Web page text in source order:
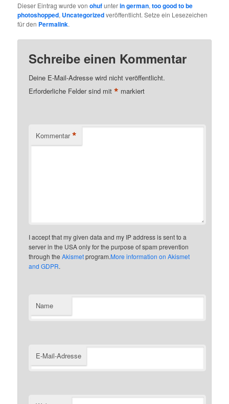
Dieser Eintrag wurde vonohufunterin german,too good to be
photoshopped, Uncategorizedveröffentlicht. Setze ein Lesezeichen
für den Permalink.
Schreibe einen Kommentar
Deine E-Mail-Adresse wird nicht veröffentlicht.
Erforderliche Felder sind mit* markiert
Kommentar *
I accept that my given data and my IP address is sent to a
server in the USA only for the purpose of spam prevention
through theAkismetprogram.More information on Akismet
and GDPR.
Name
E-Mail-Adresse